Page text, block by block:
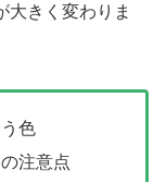
大きく変わりま
色
注意点